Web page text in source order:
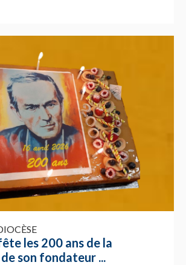
les 200 ans de la
son fondateur ...